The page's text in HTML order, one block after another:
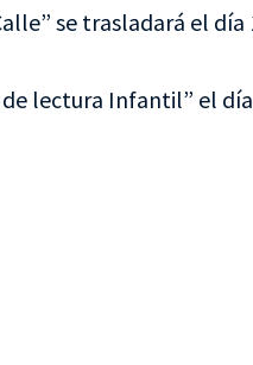
se trasladará el día
lectura Infantil” el